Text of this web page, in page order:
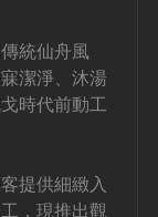
統仙舟風
潔淨、沐湯
時代前動工
提供細緻入
，現推出觀